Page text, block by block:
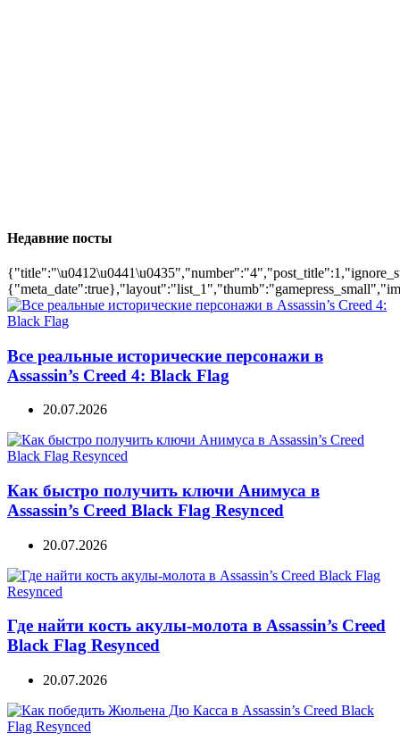
Недавние посты
Все реальные исторические персонажи в
Assassin’s Creed 4: Black Flag
20.07.2026
Как быстро получить ключи Анимуса в
Assassin’s Creed Black Flag Resynced
20.07.2026
Где найти кость акулы-молота в Assassin’s Creed
Black Flag Resynced
20.07.2026